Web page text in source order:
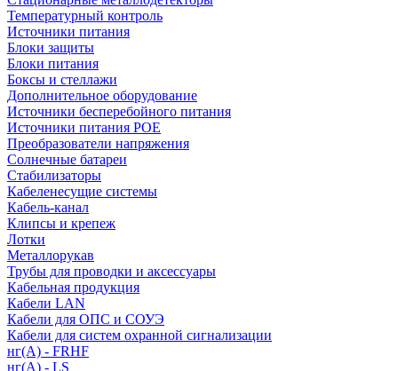
Температурный контроль
Источники питания
Блоки защиты
Блоки питания
Боксы и стеллажи
Дополнительное оборудование
Источники бесперебойного питания
Источники питания POE
Преобразователи напряжения
Солнечные батареи
Стабилизаторы
Кабеленесущие системы
Кабель-канал
Клипсы и крепеж
Лотки
Металлорукав
Трубы для проводки и аксессуары
Кабельная продукция
Кабели LAN
Кабели для ОПС и СОУЭ
Кабели для систем охранной сигнализации
нг(A) - FRHF
нг(A) - LS